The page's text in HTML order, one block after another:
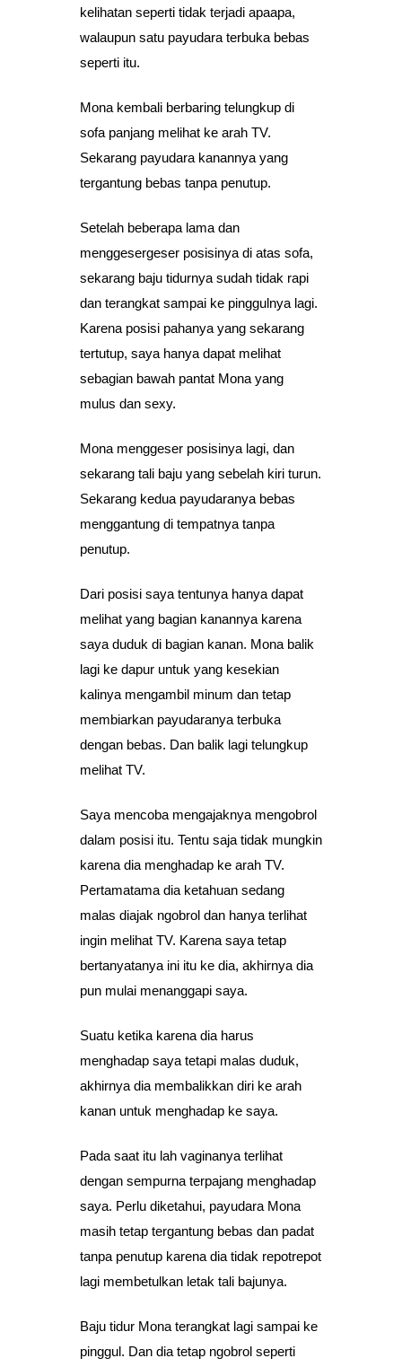
kelihatan seperti tidak terjadi apaapa,
walaupun satu payudara terbuka bebas
seperti itu.
Mona kembali berbaring telungkup di
sofa panjang melihat ke arah TV.
Sekarang payudara kanannya yang
tergantung bebas tanpa penutup.
Setelah beberapa lama dan
menggesergeser posisinya di atas sofa,
sekarang baju tidurnya sudah tidak rapi
dan terangkat sampai ke pinggulnya lagi.
Karena posisi pahanya yang sekarang
tertutup, saya hanya dapat melihat
sebagian bawah pantat Mona yang
mulus dan sexy.
Mona menggeser posisinya lagi, dan
sekarang tali baju yang sebelah kiri turun.
Sekarang kedua payudaranya bebas
menggantung di tempatnya tanpa
penutup.
Dari posisi saya tentunya hanya dapat
melihat yang bagian kanannya karena
saya duduk di bagian kanan. Mona balik
lagi ke dapur untuk yang kesekian
kalinya mengambil minum dan tetap
membiarkan payudaranya terbuka
dengan bebas. Dan balik lagi telungkup
melihat TV.
Saya mencoba mengajaknya mengobrol
dalam posisi itu. Tentu saja tidak mungkin
karena dia menghadap ke arah TV.
Pertamatama dia ketahuan sedang
malas diajak ngobrol dan hanya terlihat
ingin melihat TV. Karena saya tetap
bertanyatanya ini itu ke dia, akhirnya dia
pun mulai menanggapi saya.
Suatu ketika karena dia harus
menghadap saya tetapi malas duduk,
akhirnya dia membalikkan diri ke arah
kanan untuk menghadap ke saya.
Pada saat itu lah vaginanya terlihat
dengan sempurna terpajang menghadap
saya. Perlu diketahui, payudara Mona
masih tetap tergantung bebas dan padat
tanpa penutup karena dia tidak repotrepot
lagi membetulkan letak tali bajunya.
Baju tidur Mona terangkat lagi sampai ke
pinggul. Dan dia tetap ngobrol seperti